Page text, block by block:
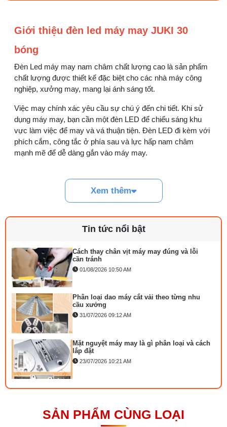
Giới thiệu đèn led máy may JUKI 30
bóng
Đèn Led máy may nam châm chất lượng cao là sản phẩm
chất lượng được thiết kế đặc biệt cho các nhà máy công
nghiệp, xưởng may, mang lại ánh sáng tốt.
Việc may chính xác yêu cầu sự chú ý đến chi tiết. Khi sử
dụng máy may, bạn cần một đèn LED để chiếu sáng khu
vực làm việc để may và vá thuận tiện. Đèn LED đi kèm với
phích cắm, công tắc ở phía sau và lực hấp nam châm
mạnh mẽ để dễ dàng gắn vào máy may.
việc thiếu ánh sáng.
Tần số: 50/60 Hz
Số lượng bóng: 30
Xem thêm
Tin tức nổi bật
chỉ đúng
Máy vắt sổ Siruba Trung và Đài khác nhau
thế nào
17/07/2026 08:20 AM
Quy trình kiểm vải đầu vào và cách tính
điểm lỗi chuẩn
05/08/2026 10:52 AM
03/08/2026 10:22 AM
29/07/2026 09:14 AM
Cách thay chân vịt máy may đúng và lỗi
cần tránh
01/08/2026 10:50 AM
Phân loại dao máy cắt vải theo từng nhu
cầu xưởng
31/07/2026 09:12 AM
Mặt nguyệt máy may là gì phân loại và cách
lắp đặt
23/07/2026 10:21 AM
Bộ phụ trợ kéo vải máy may là gì? Công
27/07/2026 08:20 AM
SẢN PHẨM CÙNG LOẠI